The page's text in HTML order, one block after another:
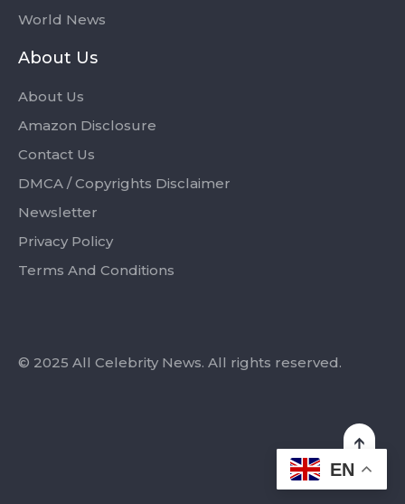
World News
About Us
About Us
Amazon Disclosure
Contact Us
DMCA / Copyrights Disclaimer
Newsletter
Privacy Policy
Terms And Conditions
© 2025 All Celebrity News. All rights reserved.
EN